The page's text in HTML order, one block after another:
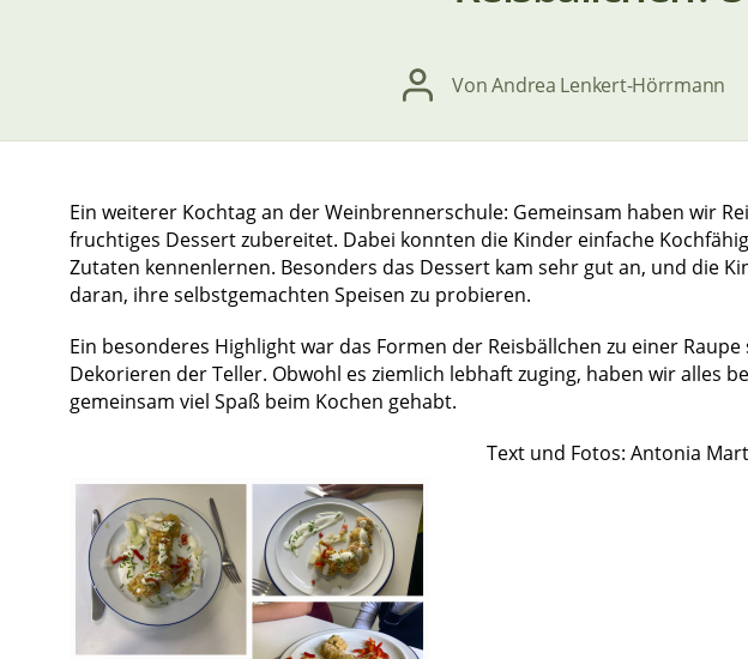
Beitragsautor
VonAndrea Lenkert-Hörrmann
Ein weiterer Kochtag an der Weinbrennerschule: Gemeinsam haben wir
fruchtiges Dessert zubereitet. Dabei konnten die Kinder einfache
Zutaten kennenlernen. Besonders das Dessert kam sehr gut an, und die
daran, ihre selbstgemachten Speisen zu probieren.
Ein besonderes Highlight war das Formen der Reisbällchen zu einer
Dekorieren der Teller. Obwohl es ziemlich lebhaft zuging, haben wir alles
gemeinsam viel Spaß beim Kochen gehabt.
Text und Fotos: Antonia